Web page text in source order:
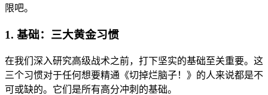
限吧。
1. 基础：三大黄金习惯
在我们深入研究高级战术之前，打下坚实的基础至关重要。这
三个习惯对于任何想要精通《切掉烂脑子！》的人来说都是不
可或缺的。它们是所有高分冲刺的基础。